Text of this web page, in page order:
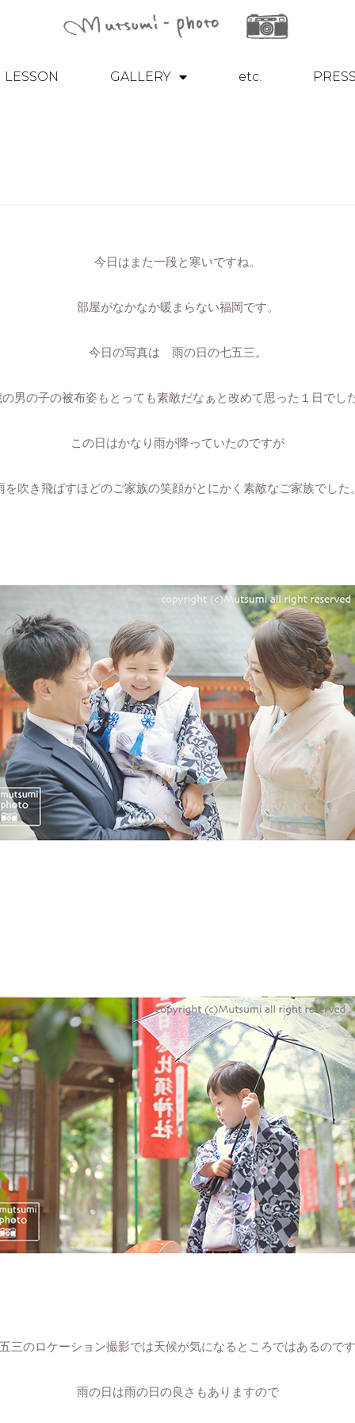
LESSON GALLERY etc.
今日はまた一段と寒いですね。
部屋がなかなか暖まらない福岡です。
今日の写真は 雨の日の七五三。
男の子の被布姿もとっても素敵だなぁと改めて思った１日でし
この日はかなり雨が降っていたのですが
を吹き飛ばすほどのご家族の笑顔がとにかく素敵なご家族でした
三のロケーション撮影では天候が気になるところではあるので
雨の日は雨の日の良さもありますので